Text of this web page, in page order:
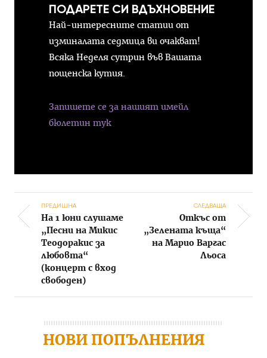
ПОДАРЕТЕ СИ ВДЪХНОВЕНИЕ
Най-интересните статии от
изминалата седмица ви очакват!
Всяка Неделя сутрин във Вашата
пощенска кутия.
Запишете се за нашият имейл
бюлетин тук
Post navigation
ПРЕДИШНА
На 1 юни слушаме
„Песни на Микис
Теодоракис за
любовта“
(концерт с вход
свободен)
СЛЕДВАЩА
Откъс от
„Зелената къща“
на Марио Варгас
Льоса
НОВИ ПОПЪЛНЕНИЯ